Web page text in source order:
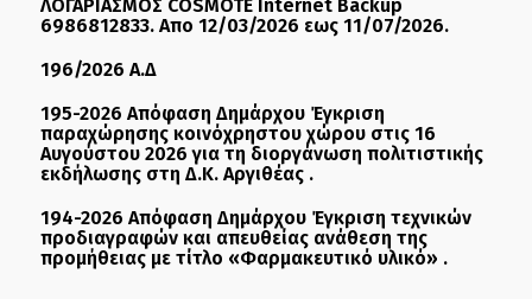
ΛΟΓΑΡΙΑΣΜΟΣ COSMOTE Internet Backup
6986812833. Απο 12/03/2026 εως 11/07/2026.
196/2026 Α.Δ
195-2026 Απόφαση Δημάρχου Έγκριση
παραχώρησης κοινόχρηστου χώρου στις 16
Αυγούστου 2026 για τη διοργάνωση πολιτιστικής
εκδήλωσης στη Δ.Κ. Αργιθέας .
194-2026 Απόφαση Δημάρχου Έγκριση τεχνικών
προδιαγραφών και απευθείας ανάθεση της
προμήθειας με τίτλο «Φαρμακευτικό υλικό» .